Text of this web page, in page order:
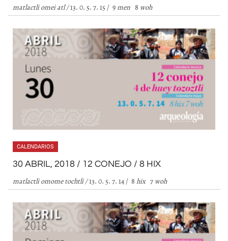
matlactli omei atl/13. 0. 5. 7. 15 / 9men 8 woh
CALENDARIOS
30 ABRIL, 2018 / 12 CONEJO / 8 HIX
matlactli omome tochtli/13. 0. 5. 7. 14 / 8 hix7 woh